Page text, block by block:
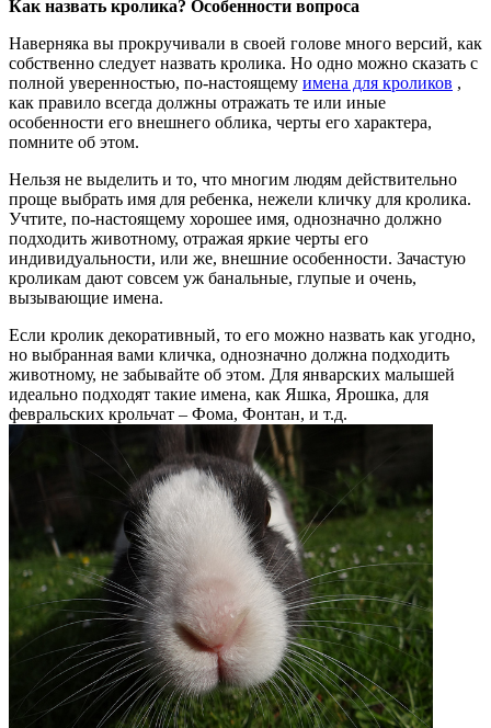
Как назвать кролика? Особенности вопроса
Наверняка вы прокручивали в своей голове много версий, как
собственно следует назвать кролика. Но одно можно сказать с
полной уверенностью, по-настоящему имена для кроликов ,
как правило всегда должны отражать те или иные
особенности его внешнего облика, черты его характера,
помните об этом.
Нельзя не выделить и то, что многим людям действительно
проще выбрать имя для ребенка, нежели кличку для кролика.
Учтите, по-настоящему хорошее имя, однозначно должно
подходить животному, отражая яркие черты его
индивидуальности, или же, внешние особенности. Зачастую
кроликам дают совсем уж банальные, глупые и очень,
вызывающие имена.
Если кролик декоративный, то его можно назвать как угодно,
но выбранная вами кличка, однозначно должна подходить
животному, не забывайте об этом. Для январских малышей
идеально подходят такие имена, как Яшка, Ярошка, для
февральских крольчат – Фома, Фонтан, и т.д.